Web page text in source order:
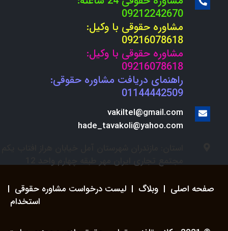
09212242670
مشاوره حقوقی با وکیل:
09216078618
مشاوره حقوقی با وکیل:
09216078618
راهنمای دریافت مشاوره حقوقی:
01144442509
vakiltel@gmail.com
hade_tavakoli@yahoo.com
صفحه اصلی | وبلاگ | لیست درخواست مشاوره حقوقی |
استخدام